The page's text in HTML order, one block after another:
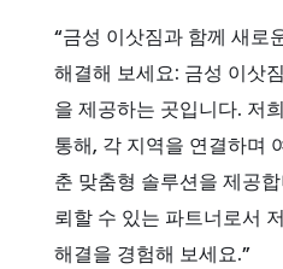
“금성 이삿짐과 함께 새로
해결해 보세요: 금성 이삿
을 제공하는 곳입니다. 저
통해, 각 지역을 연결하며
춘 맞춤형 솔루션을 제공
뢰할 수 있는 파트너로서
해결을 경험해 보세요.”